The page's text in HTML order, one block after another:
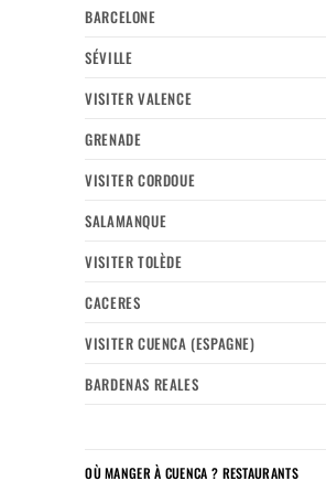
BARCELONE
SÉVILLE
VISITER VALENCE
GRENADE
VISITER CORDOUE
SALAMANQUE
VISITER TOLÈDE
CACERES
VISITER CUENCA (ESPAGNE)
BARDENAS REALES
OÙ MANGER À CUENCA ? RESTAURANTS